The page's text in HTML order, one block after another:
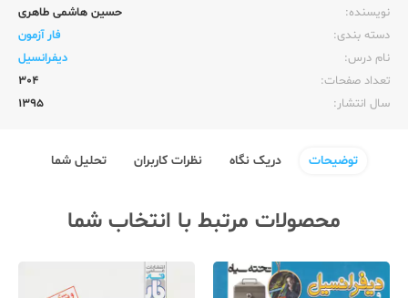
نویسنده:‌
حسین هاشمی طاهری
دسته بندی:
فار آزمون
نام درس:
دیفرانسیل
تعداد صفحات:‌
304
سال انتشار:‌
1395
توضیحات دریک نگاه نظرات کاربران تحلیل شما
محصولات مرتبط با انتخاب شما